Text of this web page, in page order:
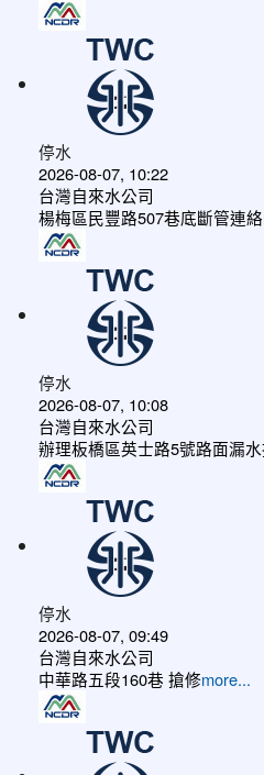
停水
2026-08-07, 10:22
台灣自來水公司
楊梅區民豐路507巷底斷管連絡
停水
2026-08-07, 10:08
台灣自來水公司
辦理板橋區英士路5號路面漏
停水
2026-08-07, 09:49
台灣自來水公司
中華路五段160巷 搶修more...